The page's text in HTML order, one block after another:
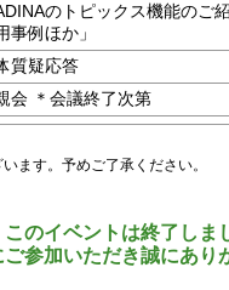
ADINAのトピックス機能のご
事例ほか」
質疑応答
会 ＊会議終了次第
ます。予めご了承ください。
このイベントは終了しま
参加いただき誠にあり